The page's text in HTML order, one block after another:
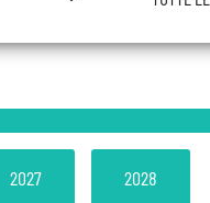
2027 2028